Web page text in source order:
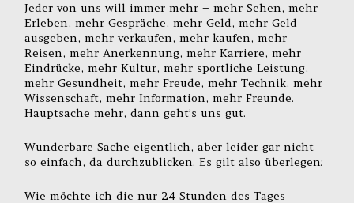
Jeder von uns will immer mehr – mehr Sehen, mehr
Erleben, mehr Gespräche, mehr Geld, mehr Geld
ausgeben, mehr verkaufen, mehr kaufen, mehr
Reisen, mehr Anerkennung, mehr Karriere, mehr
Eindrücke, mehr Kultur, mehr sportliche Leistung,
mehr Gesundheit, mehr Freude, mehr Technik, mehr
Wissenschaft, mehr Information, mehr Freunde.
Hauptsache mehr, dann geht’s uns gut.
Wunderbare Sache eigentlich, aber leider gar nicht
so einfach, da durchzublicken. Es gilt also überlegen:
Wie möchte ich die nur 24 Stunden des Tages